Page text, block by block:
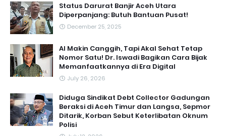
Status Darurat Banjir Aceh Utara
Diperpanjang: Butuh Bantuan Pusat!
December 25, 2025
AI Makin Canggih, Tapi Akal Sehat Tetap
Nomor Satu! Dr. Iswadi Bagikan Cara Bijak
Memanfaatkannya di Era Digital
July 26, 2026
Diduga Sindikat Debt Collector Gadungan
Beraksi di Aceh Timur dan Langsa, Sepmor
Ditarik, Korban Sebut Keterlibatan Oknum
Polisi